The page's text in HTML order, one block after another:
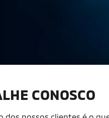
CONOSCO